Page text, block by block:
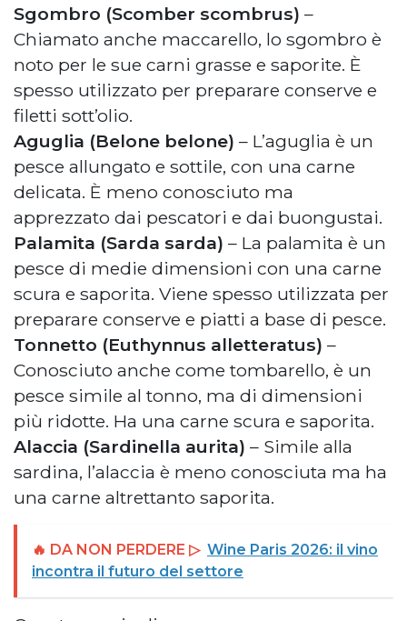
Sgombro (Scomber scombrus) –
Chiamato anche maccarello, lo sgombro è
noto per le sue carni grasse e saporite. È
spesso utilizzato per preparare conserve e
filetti sott’olio.
Aguglia (Belone belone) – L’aguglia è un
pesce allungato e sottile, con una carne
delicata. È meno conosciuto ma
apprezzato dai pescatori e dai buongustai.
Palamita (Sarda sarda) – La palamita è un
pesce di medie dimensioni con una carne
scura e saporita. Viene spesso utilizzata per
preparare conserve e piatti a base di pesce.
Tonnetto (Euthynnus alletteratus) –
Conosciuto anche come tombarello, è un
pesce simile al tonno, ma di dimensioni
più ridotte. Ha una carne scura e saporita.
Alaccia (Sardinella aurita) – Simile alla
sardina, l’alaccia è meno conosciuta ma ha
una carne altrettanto saporita.
🔥 DA NON PERDERE ▷ Wine Paris 2026: il vino
incontra il futuro del settore